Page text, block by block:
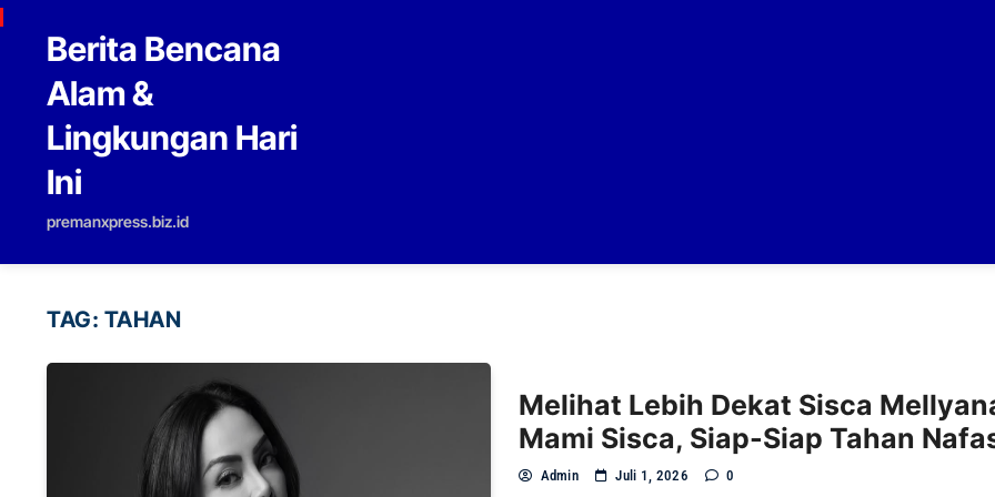
Skip to content
Berita Bencana
Alam &
Lingkungan Hari
Ini
premanxpress.biz.id
TAG: TAHAN
Melihat Lebih Dekat Sisca
Mami Sisca, Siap-Siap Tahan
Admin Juli 1, 2026 0